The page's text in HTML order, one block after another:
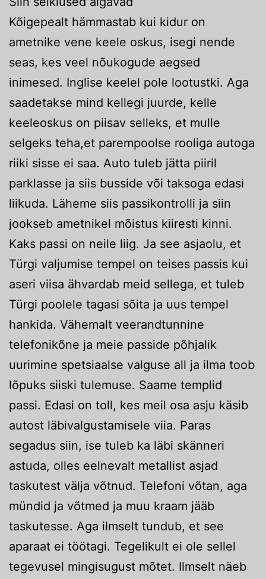
Kõigepealt hämmastab kui kidur on
ametnike vene keele oskus, isegi nende
seas, kes veel nõukogude aegsed
inimesed. Inglise keelel pole lootustki. Aga
saadetakse mind kellegi juurde, kelle
keeleoskus on piisav selleks, et mulle
selgeks teha,et parempoolse rooliga autoga
riiki sisse ei saa. Auto tuleb jätta piiril
parklasse ja siis busside või taksoga edasi
liikuda. Läheme siis passikontrolli ja siin
jookseb ametnikel mõistus kiiresti kinni.
Kaks passi on neile liig. Ja see asjaolu, et
Türgi valjumise tempel on teises passis kui
aseri viisa ähvardab meid sellega, et tuleb
Türgi poolele tagasi sõita ja uus tempel
hankida. Vähemalt veerandtunnine
telefonikõne ja meie passide põhjalik
uurimine spetsiaalse valguse all ja ilma toob
lõpuks siiski tulemuse. Saame templid
passi. Edasi on toll, kes meil osa asju käsib
autost läbivalgustamisele viia. Paras
segadus siin, ise tuleb ka läbi skänneri
astuda, olles eelnevalt metallist asjad
taskutest välja võtnud. Telefoni võtan, aga
mündid ja võtmed ja muu kraam jääb
taskutesse. Aga ilmselt tundub, et see
aparaat ei töötagi. Tegelikult ei ole sellel
tegevusel mingisugust mõtet. Ilmselt näeb